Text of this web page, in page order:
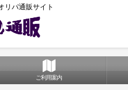
リパ通販サイト
ご利用案内